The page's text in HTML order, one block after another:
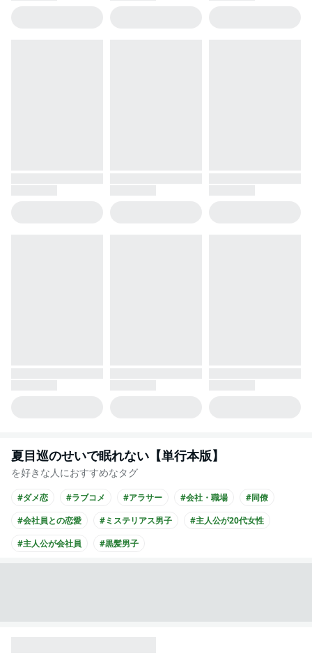
夏目巡のせいで眠れない【単行本版】
を好きな人におすすめなタグ
#ダメ恋 #ラブコメ #アラサー #会社・職場
#同僚
#会社員との恋愛
#ミステリアス男子
#主人公が20代女性
#主人公が会社員
#黒髪男子